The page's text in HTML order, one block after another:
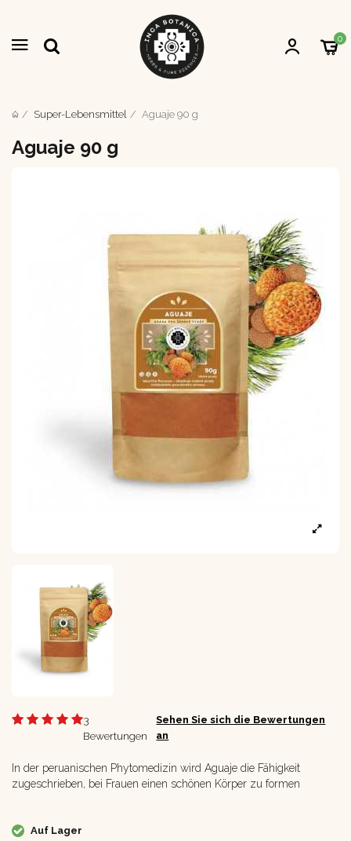
0
Super-Lebensmittel Aguaje 90 g
Aguaje 90 g
3
Bewertungen
Sehen Sie sich die Bewertungen
an
In der peruanischen Phytomedizin wird Aguaje die Fähigkeit
zugeschrieben, bei Frauen einen schönen Körper zu formen
Auf Lager